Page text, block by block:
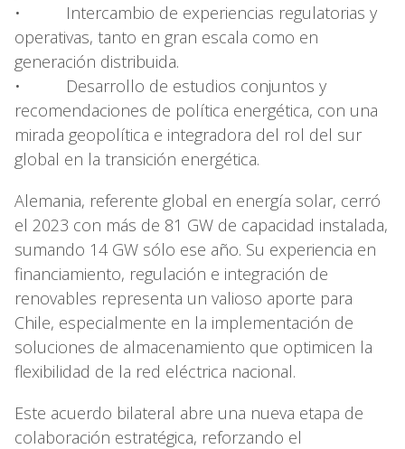
• Intercambio de experiencias regulatorias y
operativas, tanto en gran escala como en
generación distribuida.
• Desarrollo de estudios conjuntos y
recomendaciones de política energética, con una
mirada geopolítica e integradora del rol del sur
global en la transición energética.
Alemania, referente global en energía solar, cerró
el 2023 con más de 81 GW de capacidad instalada,
sumando 14 GW sólo ese año. Su experiencia en
financiamiento, regulación e integración de
renovables representa un valioso aporte para
Chile, especialmente en la implementación de
soluciones de almacenamiento que optimicen la
flexibilidad de la red eléctrica nacional.
Este acuerdo bilateral abre una nueva etapa de
colaboración estratégica, reforzando el